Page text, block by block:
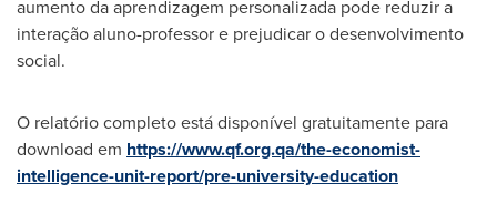
aumento da aprendizagem personalizada pode reduzir a
interação aluno-professor e prejudicar o desenvolvimento
social.
O relatório completo está disponível gratuitamente para
download em https://www.qf.org.qa/the-economist-
intelligence-unit-report/pre-university-education